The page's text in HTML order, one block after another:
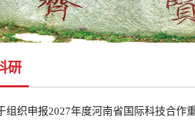
研
组织申报2027年度河南省国际科技合作